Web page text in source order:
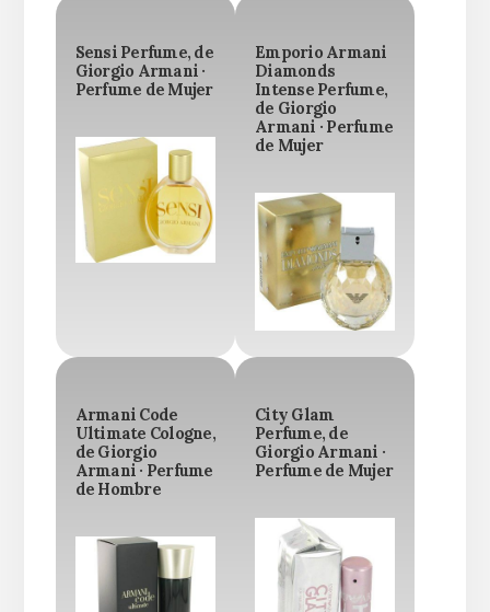
Sensi Perfume, de
Giorgio Armani ·
Perfume de Mujer
Emporio Armani
Diamonds
Intense Perfume,
de Giorgio
Armani · Perfume
de Mujer
Armani Code
Ultimate Cologne,
de Giorgio
Armani · Perfume
de Hombre
City Glam
Perfume, de
Giorgio Armani ·
Perfume de Mujer